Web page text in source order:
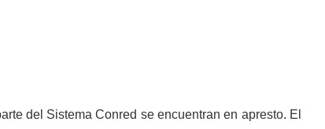
del Sistema Conred se encuentran en apresto. El